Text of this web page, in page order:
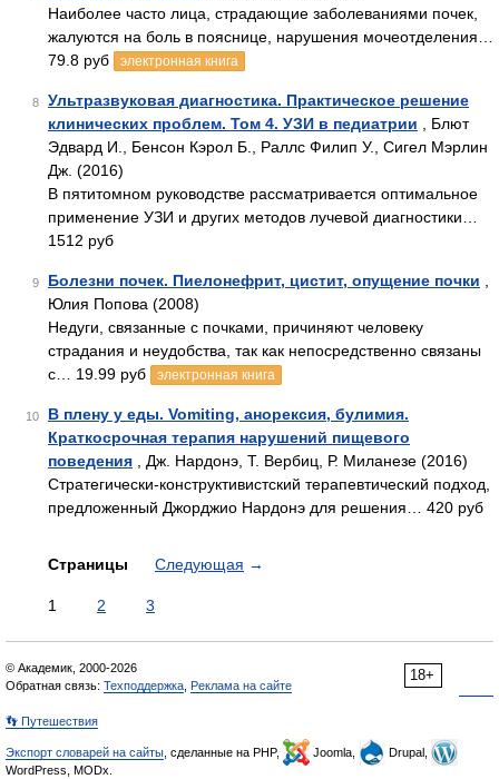
Наиболее часто лица, страдающие заболеваниями почек,
жалуются на боль в пояснице, нарушения мочеотделения…
79.8 руб
электронная книга
8
Ультразвуковая диагностика. Практическое решение
клинических проблем. Том 4. УЗИ в педиатрии , Блют
Эдвард И., Бенсон Кэрол Б., Раллс Филип У., Сигел Мэрлин
Дж. (2016)
В пятитомном руководстве рассматривается оптимальное
применение УЗИ и других методов лучевой диагностики…
1512 руб
9 Болезни почек. Пиелонефрит, цистит, опущение почки
Юлия Попова (2008)
Недуги, связанные с почками, причиняют человеку
страдания и неудобства, так как непосредственно связаны
с… 19.99 руб
электронная книга
10
В плену у еды. Vomiting, анорексия, булимия.
Краткосрочная терапия нарушений пищевого
поведения , Дж. Нардонэ, Т. Вербиц, Р. Миланезе (2016)
Стратегически-конструктивистский терапевтический подход,
предложенный Джорджио Нардонэ для решения… 420 руб
Страницы Следующая →
1 2 3
18+
© Академик, 2000-2026
Обратная связь: Техподдержка Реклама на сайте
👣 Путешествия
Экспорт словарей на сайты , сделанные на PHP, Joomla,
Drupal,
WordPress, MODx.